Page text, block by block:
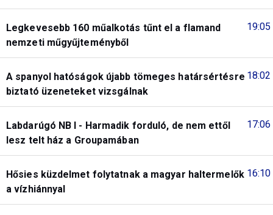
19:05
Legkevesebb 160 műalkotás tűnt el a flamand
nemzeti műgyűjteményből
18:02
A spanyol hatóságok újabb tömeges határsértésre
biztató üzeneteket vizsgálnak
17:06
Labdarúgó NB I - Harmadik forduló, de nem ettől
lesz telt ház a Groupamában
16:10
Hősies küzdelmet folytatnak a magyar haltermelők
a vízhiánnyal